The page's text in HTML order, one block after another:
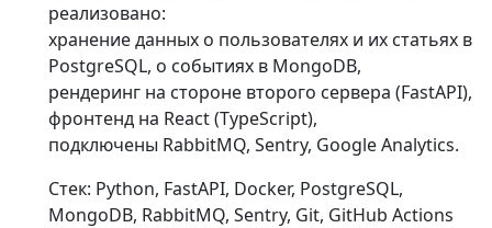
реализовано:
хранение данных о пользователях и их статьях в
PostgreSQL, о событиях в MongoDB,
рендеринг на стороне второго сервера (FastAPI),
фронтенд на React (TypeScript),
подключены RabbitMQ, Sentry, Google Analytics.
Стек: Python, FastAPI, Docker, PostgreSQL,
MongoDB, RabbitMQ, Sentry, Git, GitHub Actions